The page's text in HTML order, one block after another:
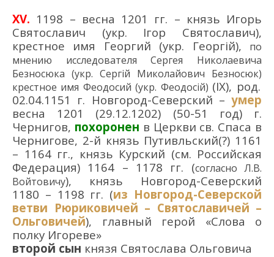
XV. 1198 – весна 1201 гг. – князь Игорь
Святославич (укр. Ігор Святославич),
крестное имя Георгий (укр. Георгій),
по
мнению исследователяСергея Николаевича
Безносюка (укр. Сергій Миколайович Безносюк)
крестное имя Феодосий (укр. Феодосій) (IX), род.
02.04.1151 г. Новгород-Северский – умер
весна 1201 (29.12.1202) (50-51 год) г.
Чернигов, похоронен в Церкви св. Спаса в
Чернигове, 2-й князь Путивльский(?) 1161
– 1164 гг., князь Курский (см. Российская
Федерация) 1164 – 1178 гг. (согласно Л.В.
Войтовичу), князь Новгород-Северский
1180 – 1198 гг. (из Новгород-Северской
ветви Рюриковичей – Святославичей –
Ольговичей), главный герой «Слова о
полку Игореве»
второй сын князя Святослава Ольговича